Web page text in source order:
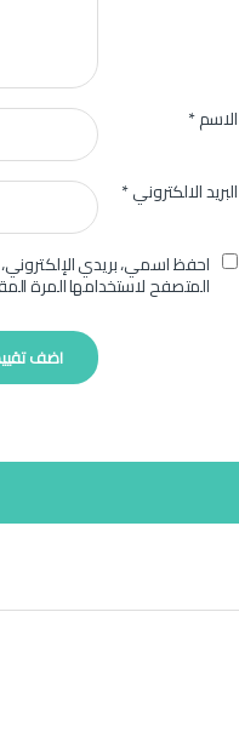
الاسم*
البريد الالكتروني*
احفظ اسمي، بريدي
المتصفح لاستخدامها المرة